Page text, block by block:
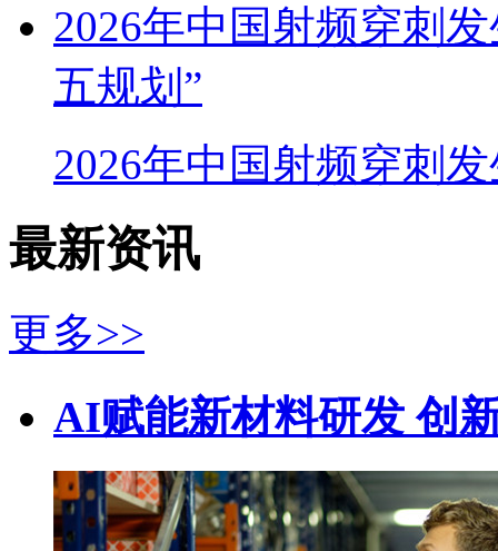
2026年中国射频穿刺
五规划”
2026年中国射频穿刺
最新资讯
更多>>
AI赋能新材料研发 创